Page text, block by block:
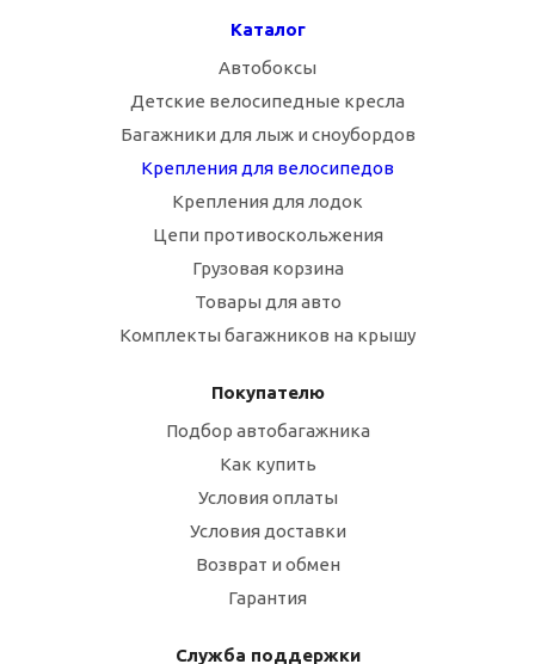
Каталог
Автобоксы
Детские велосипедные кресла
Багажники для лыж и сноубордов
Крепления для велосипедов
Крепления для лодок
Цепи противоскольжения
Грузовая корзина
Товары для авто
Комплекты багажников на крышу
Покупателю
Подбор автобагажника
Как купить
Условия оплаты
Условия доставки
Возврат и обмен
Гарантия
Служба поддержки